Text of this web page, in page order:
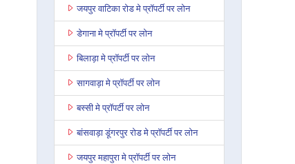
जयपुर वाटिका रोड मे प्रॉपर्टी पर लोन
डेगाना मे प्रॉपर्टी पर लोन
बिलाड़ा मे प्रॉपर्टी पर लोन
सागवाड़ा मे प्रॉपर्टी पर लोन
बस्सी मे प्रॉपर्टी पर लोन
बांसवाड़ा डूंगरपुर रोड मे प्रॉपर्टी पर लोन
जयपुर महापुरा मे प्रॉपर्टी पर लोन